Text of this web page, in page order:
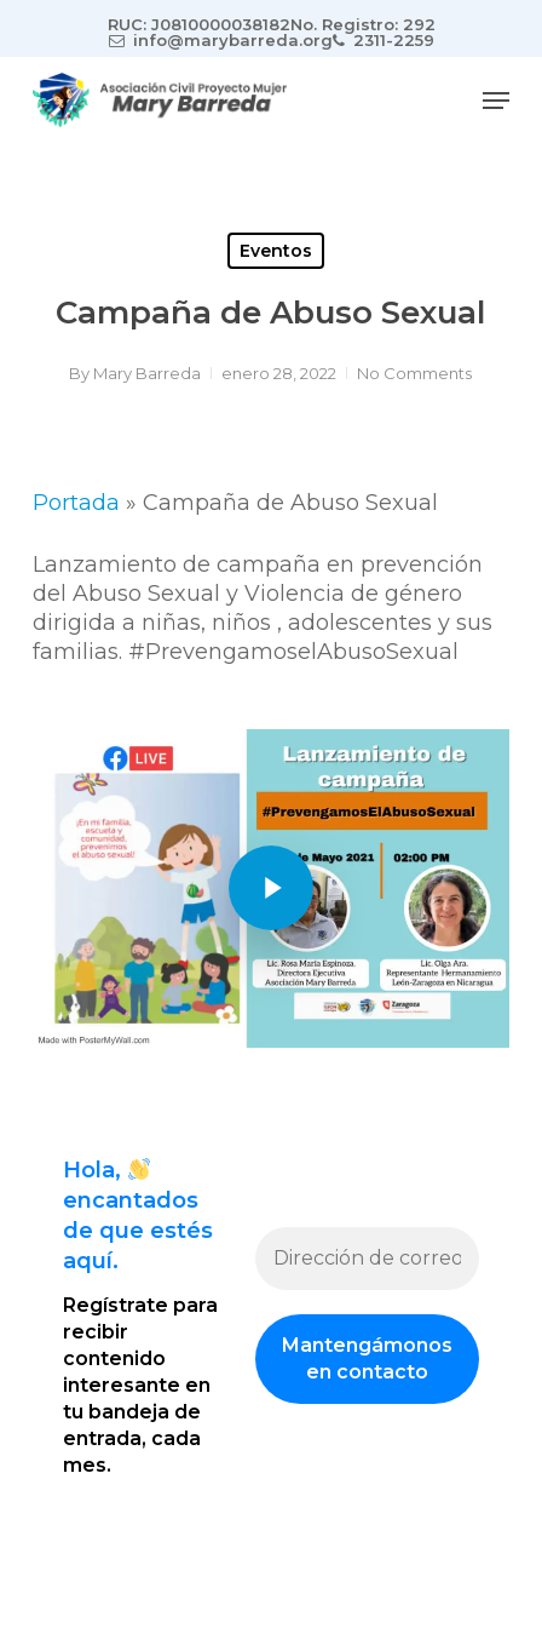
main
content
RUC: J0810000038182No. Registro: 292
info@marybarreda.org
2311-2259
Eventos
Campaña de Abuso Sexual
By Mary Barreda enero 28, 2022 No Comments
Portada » Campaña de Abuso Sexual
Lanzamiento de campaña en prevención
del Abuso Sexual y Violencia de género
dirigida a niñas, niños , adolescentes y sus
familias. #PrevengamoselAbusoSexual
Play Video
Play Video
Hola,
encantados
de que estés
aquí.
Regístrate para
recibir
contenido
interesante en
tu bandeja de
entrada, cada
mes.